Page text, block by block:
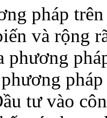
pháp
và rộng
phương
tư vào